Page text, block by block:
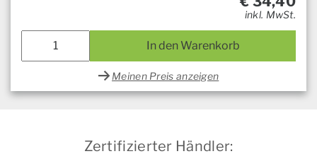
inkl. MwSt.
In den Warenkorb
Meinen Preis anzeigen
Zertifizierter Händler: